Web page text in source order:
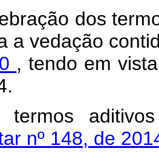
dos
a vedação
, tendo em
termos
nº 148, de